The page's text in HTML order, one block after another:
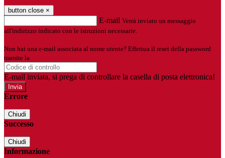
button close ×
E-mail Verrà inviato un messaggio
all'indirizzo indicato con le istruzioni necessarie.
Non hai una e-mail associata al nome utente? Effettua il reset della password
tramite la
E-mail inviata, si prega di controllare la casella di posta elettronica!
Errore
Chiudi
Successo
Chiudi
Informazione